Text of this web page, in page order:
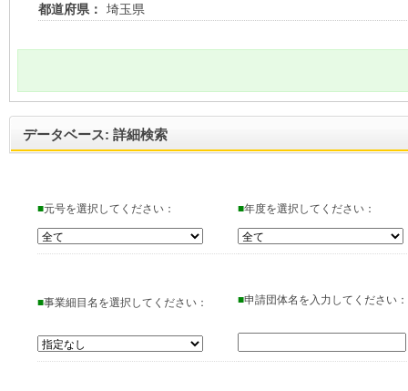
都道府県： 埼玉県
データベース: 詳細検索
■元号を選択してください： ■年度を選択してください：
■事業細目名を選択してください： ■申請団体名を入力してください：